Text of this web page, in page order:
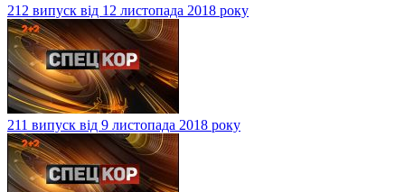
212 випуск від 12 листопада 2018 року
211 випуск від 9 листопада 2018 року